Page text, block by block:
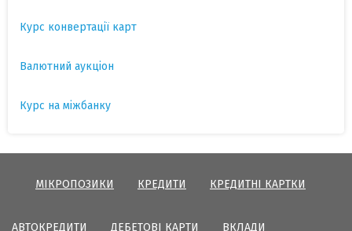
Курс конвертації карт
Валютний аукціон
Курс на міжбанку
МІКРОПОЗИКИ КРЕДИТИ КРЕДИТНІ КАРТКИ
АВТОКРЕДИТИ ДЕБЕТОВІ КАРТИ ВКЛАДИ